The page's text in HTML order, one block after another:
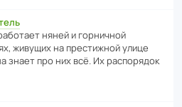
няней и горни­чной
живущих на прес­ти­жной улице
знает про них всё. Их распо­рядок